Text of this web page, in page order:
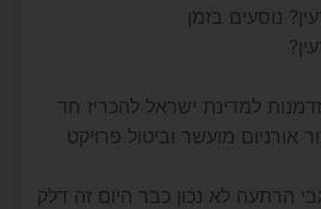
נוסעים בזמן
למדינת ישראל להכריז חד
מועשר וביטול פרויקט
לא נכון כבר היום זה דלק